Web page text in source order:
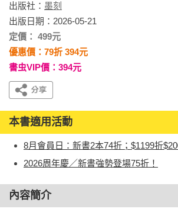
出版社： 墨刻
出版日期：2026-05-21
定價： 499元
優惠價：79折 394元
書虫VIP價：394元
本書適用活動
8月會員日：新書2本74折；$1199折
2026周年慶／新書強勢登場75折！
內容簡介